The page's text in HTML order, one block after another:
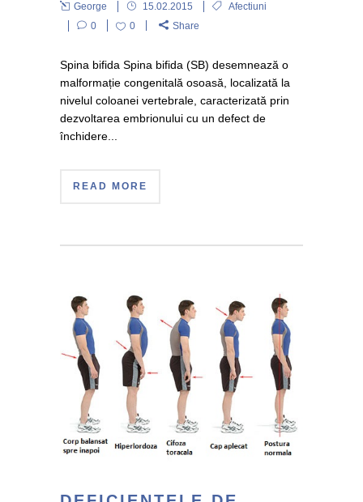
George 15.02.2015
Afectiuni
0
0 Share
Spina bifida Spina bifida (SB) desemnează o
malformație congenitală osoasă, localizată la
nivelul coloanei vertebrale, caracterizată prin
dezvoltarea embrionului cu un defect de
închidere...
READ MORE